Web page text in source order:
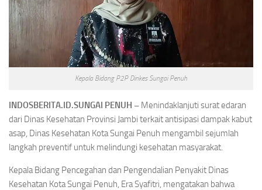
Kepala Bidang P2P Dinkes Sungai Penuh
INDOSBERITA.ID.SUNGAI PENUH – Menindaklanjuti surat edaran
dari Dinas Kesehatan Provinsi Jambi terkait antisipasi dampak kabut
asap, Dinas Kesehatan Kota Sungai Penuh mengambil sejumlah
langkah preventif untuk melindungi kesehatan masyarakat.
Kepala Bidang Pencegahan dan Pengendalian Penyakit Dinas
Kesehatan Kota Sungai Penuh, Era Syafitri, mengatakan bahwa